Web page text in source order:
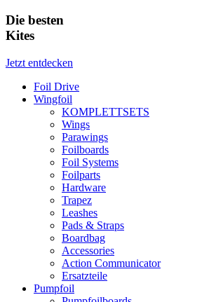
Die besten
Kites
Jetzt entdecken
Foil Drive
Wingfoil
KOMPLETTSETS
Wings
Parawings
Foilboards
Foil Systems
Foilparts
Hardware
Trapez
Leashes
Pads & Straps
Boardbag
Accessories
Action Communicator
Ersatzteile
Pumpfoil